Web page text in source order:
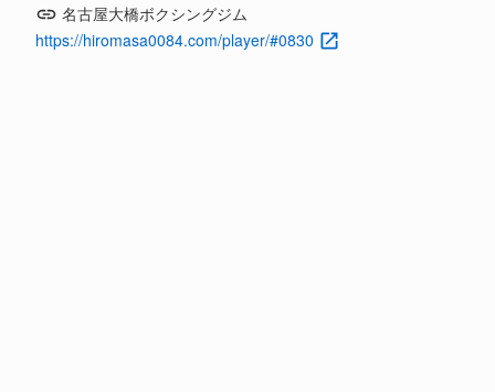
名古屋大橋ボクシングジム
https://hiromasa0084.com/player/#0830